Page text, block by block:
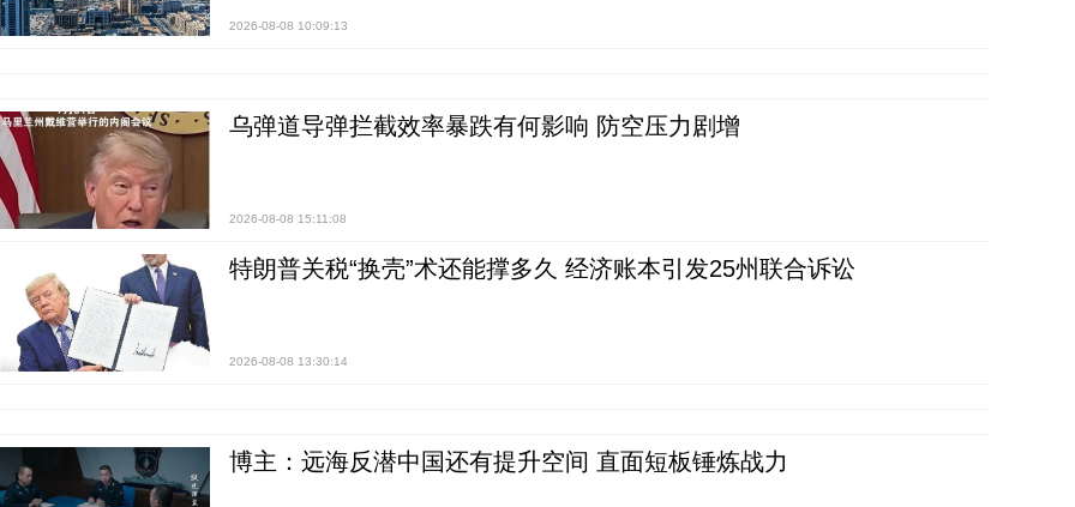
2026-08-08 10:09:13
乌弹道导弹拦截效率暴跌有何影响 防空压力剧增
2026-08-08 15:11:08
特朗普关税“换壳”术还能撑多久 经济账本引发25州联合诉讼
2026-08-08 13:30:14
博主：远海反潜中国还有提升空间 直面短板锤炼战力